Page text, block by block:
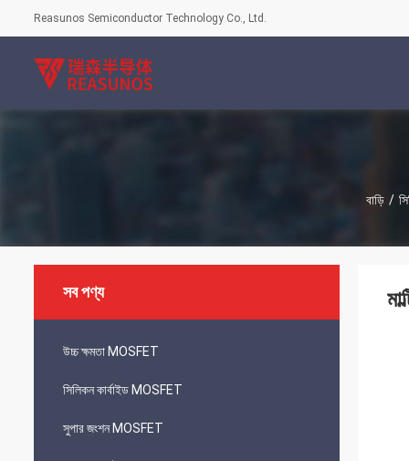
Reasunos Semiconductor Technology Co., Ltd.
বাড়ি /
সব পণ্য
উচ্চ ক্ষমতা MOSFET
সিলিকন কার্বাইড MOSFET
সুপার জংশন MOSFET